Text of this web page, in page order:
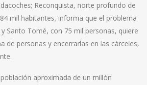
Reconquista, norte profundo de
mil habitantes, informa que el problema
Santo Tomé, con 75 mil personas, quiere
de personas y encerrarlas en las cárceles,
aproximada de un millón